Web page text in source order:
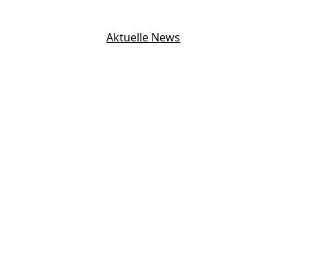
Aktuelle News